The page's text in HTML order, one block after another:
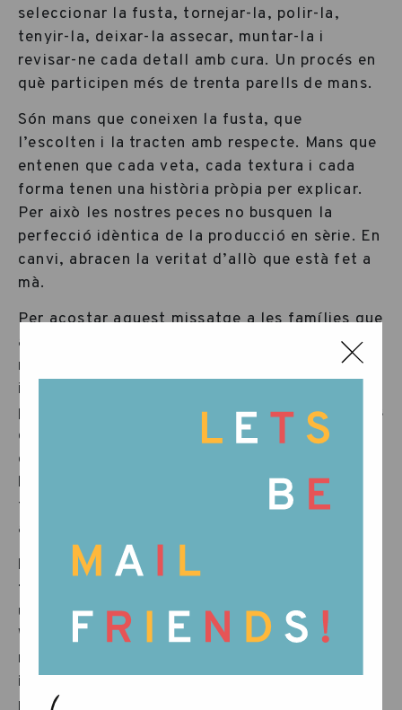
seleccionar la fusta, tornejar-la, polir-la,
tenyir-la, deixar-la assecar, muntar-la i
revisar-ne cada detall amb cura. Un procés en
què participen més de trenta parells de mans.
Són mans que coneixen la fusta, que
l’escolten i la tracten amb respecte. Mans que
entenen que cada veta, cada textura i cada
forma tenen una història pròpia per explicar.
Per això les nostres peces no busquen la
perfecció idèntica de la producció en sèrie. En
canvi, abracen la veritat d’allò que està fet a
mà.
Per acostar aquest missatge a les famílies que
acullen les nostres creacions a casa seva,
recentment hem incorporat una targeta
il·lustrada especial dins dels productes que
porten el missatge We Honor What’s Real. Més
que un simple fulletó, és un petit recordatori
de les persones, la cura i la dedicació que hi
ha darrere de cada peça, i de la bellesa que es
troba en els processos que no es poden
accelerar.
Per això, a partir d’ara, trobareu una petita
targeta dins de cada caixa de Grapat. En
una cara hi ha una il·lustració i les paraules
We honor what’s real; a l’altra, un breu
recordatori d’aquesta qüestió tan
important i de la importància de tenir-la
present.